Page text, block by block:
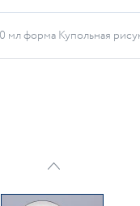
форма Купольная